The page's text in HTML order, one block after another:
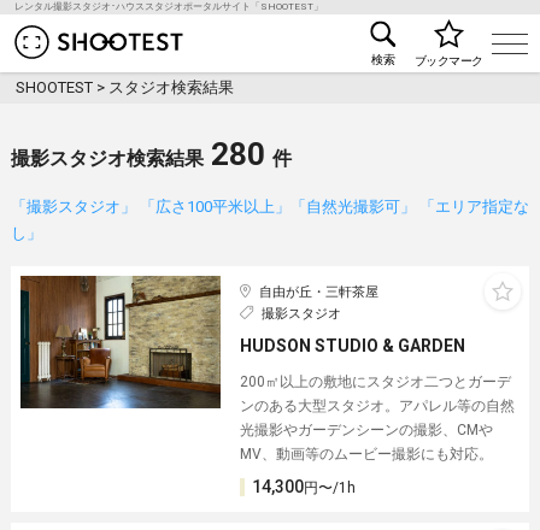
レンタル撮影スタジオ･ハウススタジオポータルサイト「SHOOTEST」
レンタル撮影スタジオ･ハウススタジオ検索の
検索 ブックマーク
SHOOTEST > スタジオ検索結果
撮影スタジオ検索結果 280 件
「撮影スタジオ」 「広さ100平米以上」「自然光撮影可」 「エリア指定な
し」
自由が丘・三軒茶屋
撮影スタジオ
HUDSON STUDIO & GARDEN
200㎡以上の敷地にスタジオ二つとガーデ
ンのある大型スタジオ。アパレル等の自然
光撮影やガーデンシーンの撮影、CMや
MV、動画等のムービー撮影にも対応。
14,300円〜/1h